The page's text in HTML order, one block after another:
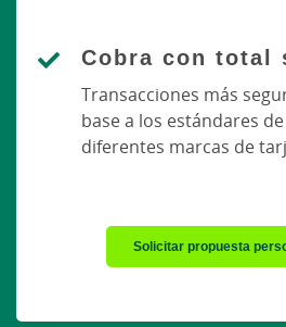
Cobra con total
Transacciones más
base a los estándares
diferentes marcas de
Solicitar propuesta